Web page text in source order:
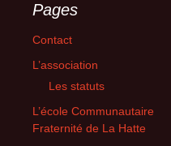
Pages
Contact
L’association
Les statuts
L’école Communautaire
Fraternité de La Hatte